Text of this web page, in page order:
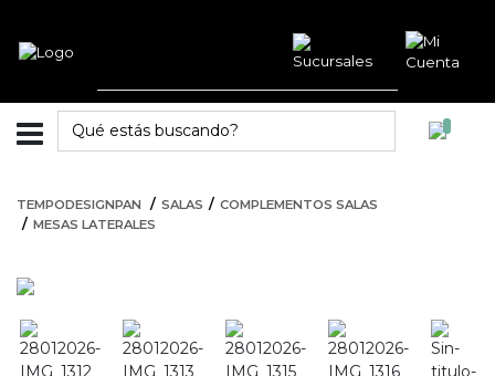
TEMPODESIGNPAN SALAS
COMPLEMENTOS SALAS
MESAS LATERALES